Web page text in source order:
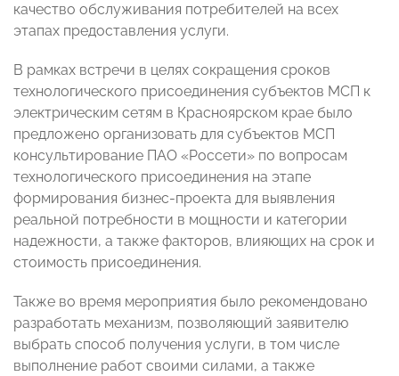
качество обслуживания потребителей на всех
этапах предоставления услуги.
В рамках встречи в целях сокращения сроков
технологического присоединения субъектов МСП к
электрическим сетям в Красноярском крае было
предложено организовать для субъектов МСП
консультирование ПАО «Россети» по вопросам
технологического присоединения на этапе
формирования бизнес-проекта для выявления
реальной потребности в мощности и категории
надежности, а также факторов, влияющих на срок и
стоимость присоединения.
Также во время мероприятия было рекомендовано
разработать механизм, позволяющий заявителю
выбрать способ получения услуги, в том числе
выполнение работ своими силами, а также